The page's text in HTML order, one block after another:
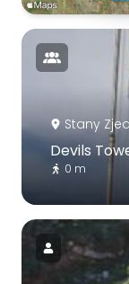
Stany
Devils
0 m